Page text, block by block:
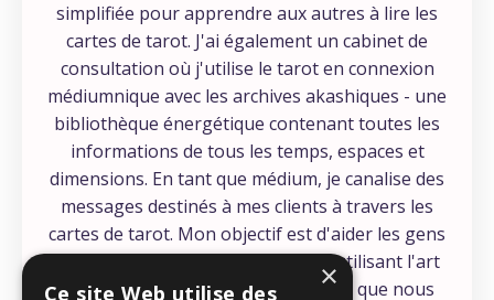
simplifiée pour apprendre aux autres à lire les
cartes de tarot. J'ai également un cabinet de
consultation où j'utilise le tarot en connexion
médiumnique avec les archives akashiques - une
bibliothèque énergétique contenant toutes les
informations de tous les temps, espaces et
dimensions. En tant que médium, je canalise des
messages destinés à mes clients à travers les
cartes de tarot. Mon objectif est d'aider les gens
à se connecter à leur intuition, en utilisant l'art
éprouvé du tarot - une compétence que nous
×
Ce site Web utilise des